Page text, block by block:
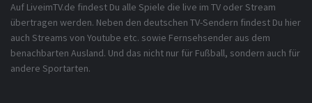
Auf LiveimTV.de findest Du alle Spiele die live im TV oder Stream
übertragen werden. Neben den deutschen TV-Sendern findest Du hier
auch Streams von Youtube etc. sowie Fernsehsender aus dem
benachbarten Ausland. Und das nicht nur für Fußball, sondern auch für
andere Sportarten.